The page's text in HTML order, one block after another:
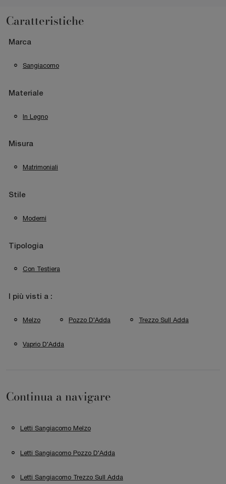
Caratteristiche
Marca
Sangiacomo
Materiale
In Legno
Misura
Matrimoniali
Stile
Moderni
Tipologia
Con Testiera
I più visti a :
Melzo Pozzo D'Adda Trezzo Sull Adda
Vaprio D'Adda
Continua a navigare
Letti Sangiacomo Melzo
Letti Sangiacomo Pozzo D'Adda
Letti Sangiacomo Trezzo Sull Adda